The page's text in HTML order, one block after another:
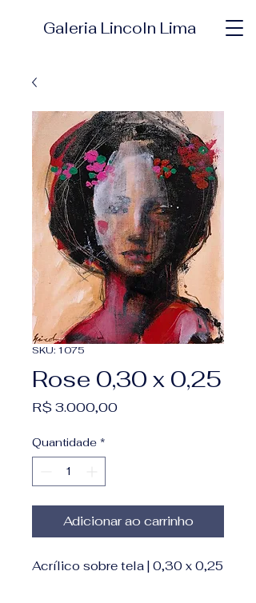
Galeria Lincoln Lima
SKU: 1075
Rose 0,30 x 0,25
R$ 3.000,00Preço
Quantidade *
Adicionar ao carrinho
Acrílico sobre tela | 0,30 x 0,25